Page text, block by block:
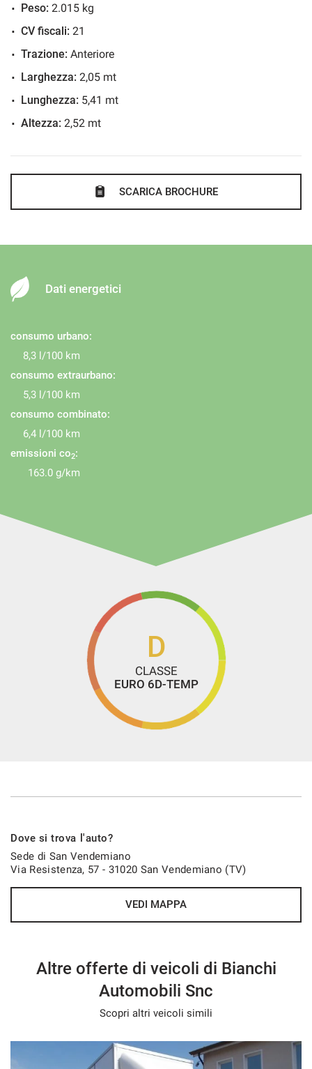
Peso: 2.015 kg
CV fiscali: 21
Trazione: Anteriore
Larghezza: 2,05 mt
Lunghezza: 5,41 mt
Altezza: 2,52 mt
SCARICA BROCHURE
Dati energetici
consumo urbano:
8,3 l/100 km
consumo extraurbano:
5,3 l/100 km
consumo combinato:
6,4 l/100 km
emissioni co2:
163.0 g/km
D
CLASSE
EURO 6D-TEMP
Dove si trova l'auto?
Sede di San Vendemiano
Via Resistenza, 57 - 31020 San Vendemiano (TV)
VEDI MAPPA
Altre offerte di veicoli di Bianchi
Automobili Snc
Scopri altri veicoli simili